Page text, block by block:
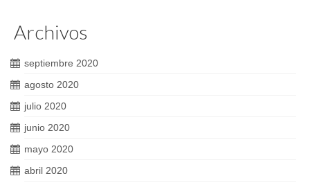
Archivos
septiembre 2020
agosto 2020
julio 2020
junio 2020
mayo 2020
abril 2020